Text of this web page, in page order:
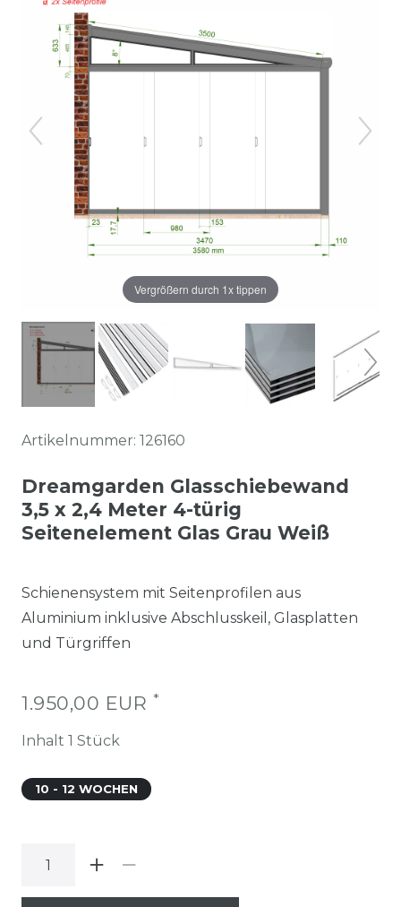
Vergrößern durch 1x tippen
Artikelnummer: 126160
Dreamgarden Glasschiebewand
3,5 x 2,4 Meter 4-türig
Seitenelement Glas Grau Weiß
Schienensystem mit Seitenprofilen aus
Aluminium inklusive Abschlusskeil, Glasplatten
und Türgriffen
1.950,00 EUR *
Inhalt 1 Stück
10 - 12 WOCHEN